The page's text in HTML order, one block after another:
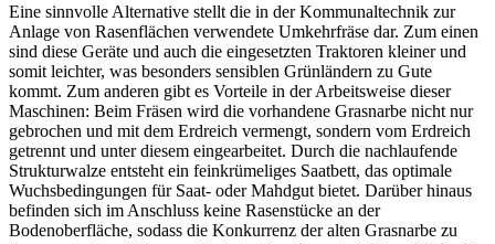
Eine sinnvolle Alternative stellt die in der Kommunaltechnik zur
Anlage von Rasenflächen verwendete Umkehrfräse dar. Zum einen
sind diese Geräte und auch die eingesetzten Traktoren kleiner und
somit leichter, was besonders sensiblen Grünländern zu Gute
kommt. Zum anderen gibt es Vorteile in der Arbeitsweise dieser
Maschinen: Beim Fräsen wird die vorhandene Grasnarbe nicht nur
gebrochen und mit dem Erdreich vermengt, sondern vom Erdreich
getrennt und unter diesem eingearbeitet. Durch die nachlaufende
Strukturwalze entsteht ein feinkrümeliges Saatbett, das optimale
Wuchsbedingungen für Saat- oder Mahdgut bietet. Darüber hinaus
befinden sich im Anschluss keine Rasenstücke an der
Bodenoberfläche, sodass die Konkurrenz der alten Grasnarbe zu